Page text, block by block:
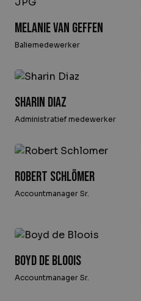
Melanie van Geffen
Baliemedewerker
Sharin Diaz
Administratief medewerker
Robert Schlömer
Accountmanager Sr.
Boyd de Bloois
Accountmanager Sr.